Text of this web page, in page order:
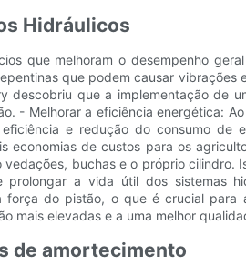
Hidráulicos
que melhoram o desempenho
que podem causar
descobriu que a implementação de
- Melhorar a eficiência energética:
e redução do consumo de
de custos para os
buchas e o próprio
a vida útil dos sistemas
do pistão, o que é crucial para
mais elevadas e a uma melhor
de amortecimento